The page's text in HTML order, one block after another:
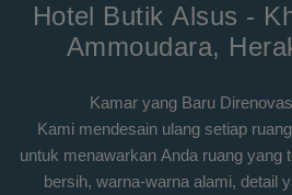
Hotel Butik Alsus -
Ammoudara,
Kamar yang Baru
Kami mendesain ulang setiap
untuk menawarkan Anda ruang yang
bersih, warna-warna alami, detail